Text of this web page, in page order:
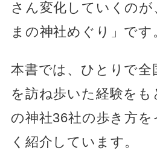
さん変化していくのが
まの神社めぐり」です
本書では、ひとりで全
を訪ね歩いた経験を
の神社36社の歩き方
く紹介しています。